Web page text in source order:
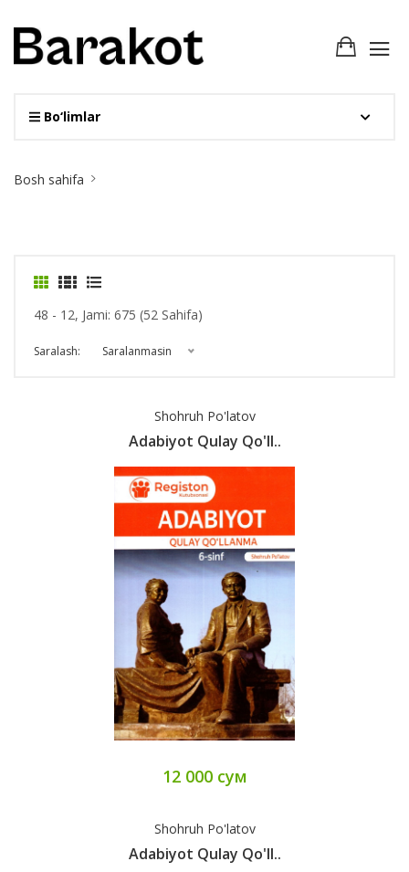
Bo‘limlar
Breadcrumb
Bosh sahifa
48 - 12, Jami: 675 (52 Sahifa)
Saralash: Saralanmasin
Shohruh Po'latov
Adabiyot Qulay Qo'll..
12 000 сум
Shohruh Po'latov
Adabiyot Qulay Qo'll..